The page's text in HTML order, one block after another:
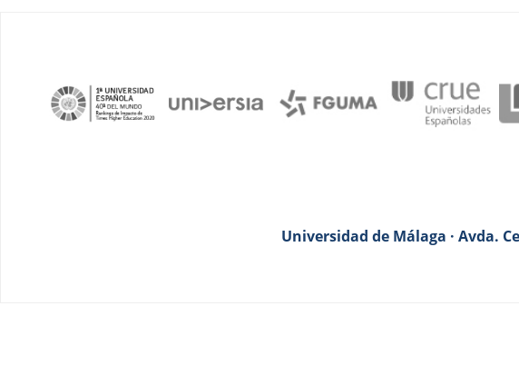
Universidad de Málaga · Avda.